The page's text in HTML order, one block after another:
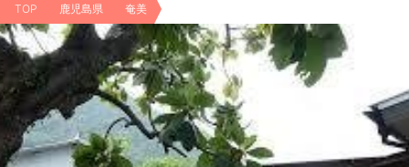
TOP 鹿児島県 奄美